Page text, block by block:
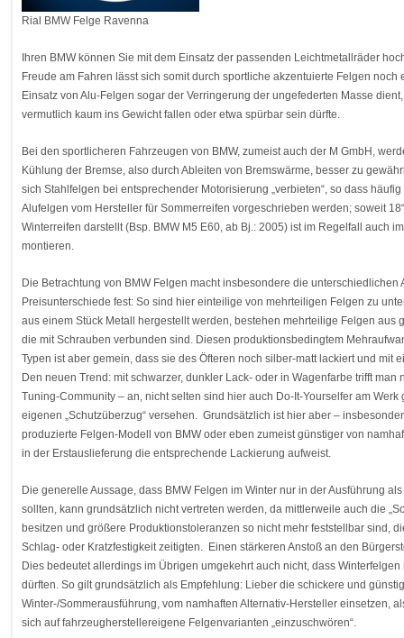
Rial BMW Felge Ravenna
Ihren BMW können Sie mit dem Einsatz der passenden Leichtmetallräder
Freude am Fahren lässt sich somit durch sportliche akzentuierte Felgen
Einsatz von Alu-Felgen sogar der Verringerung der ungefederten Masse
vermutlich kaum ins Gewicht fallen oder etwa spürbar sein dürfte.
Bei den sportlicheren Fahrzeugen von BMW, zumeist auch der M GmbH,
Kühlung der Bremse, also durch Ableiten von Bremswärme, besser zu
sich Stahlfelgen bei entsprechender Motorisierung „verbieten“, so dass
Alufelgen vom Hersteller für Sommerreifen vorgeschrieben werden; soweit
Winterreifen darstellt (Bsp. BMW M5 E60, ab Bj.: 2005) ist im Regelfall auch
montieren.
Die Betrachtung von BMW Felgen macht insbesondere die unterschiedlichen
Preisunterschiede fest: So sind hier einteilige von mehrteiligen Felgen zu
aus einem Stück Metall hergestellt werden, bestehen mehrteilige Felgen aus
die mit Schrauben verbunden sind. Diesen produktionsbedingtem
Typen ist aber gemein, dass sie des Öfteren noch silber-matt lackiert und mit
Den neuen Trend: mit schwarzer, dunkler Lack- oder in Wagenfarbe trifft
Tuning-Community – an, nicht selten sind hier auch Do-It-Yourselfer am
eigenen „Schutzüberzug“ versehen. Grundsätzlich ist hier aber –
produzierte Felgen-Modell von BMW oder eben zumeist günstiger von
in der Erstauslieferung die entsprechende Lackierung aufweist.
Die generelle Aussage, dass BMW Felgen im Winter nur in der Ausführung
sollten, kann grundsätzlich nicht vertreten werden, da mittlerweile auch die
besitzen und größere Produktionstoleranzen so nicht mehr feststellbar sind,
Schlag- oder Kratzfestigkeit zeitigten. Einen stärkeren Anstoß an den
Dies bedeutet allerdings im Übrigen umgekehrt auch nicht, dass
dürften. So gilt grundsätzlich als Empfehlung: Lieber die schickere und
Winter-/Sommerausführung, vom namhaften Alternativ-Hersteller einsetzen,
sich auf fahrzeugherstellereigene Felgenvarianten „einzuschwören“.